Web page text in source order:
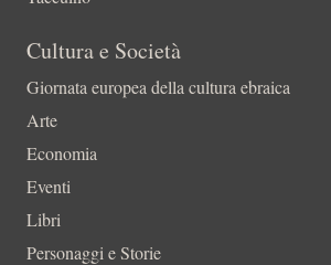
Cultura e Società
Giornata europea della cultura ebraica
Arte
Economia
Eventi
Libri
Personaggi e Storie